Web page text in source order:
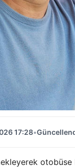
17:28•
otobüse